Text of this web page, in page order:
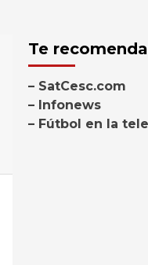
Te
– SatCesc.com
– Infonews
– Fútbol en la